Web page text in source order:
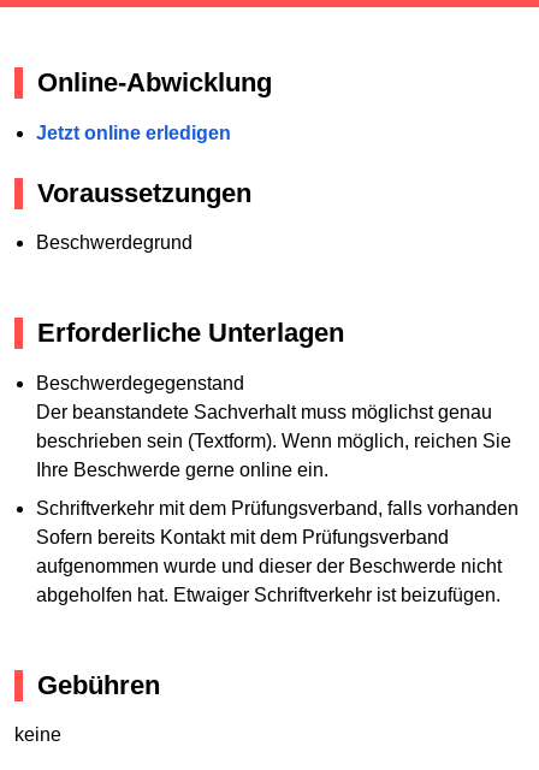
Online-Abwicklung
Jetzt online erledigen
Voraussetzungen
Beschwerdegrund
Erforderliche Unterlagen
Beschwerdegegenstand
Der beanstandete Sachverhalt muss möglichst genau
beschrieben sein (Textform). Wenn möglich, reichen Sie
Ihre Beschwerde gerne online ein.
Schriftverkehr mit dem Prüfungsverband, falls vorhanden
Sofern bereits Kontakt mit dem Prüfungsverband
aufgenommen wurde und dieser der Beschwerde nicht
abgeholfen hat. Etwaiger Schriftverkehr ist beizufügen.
Gebühren
keine